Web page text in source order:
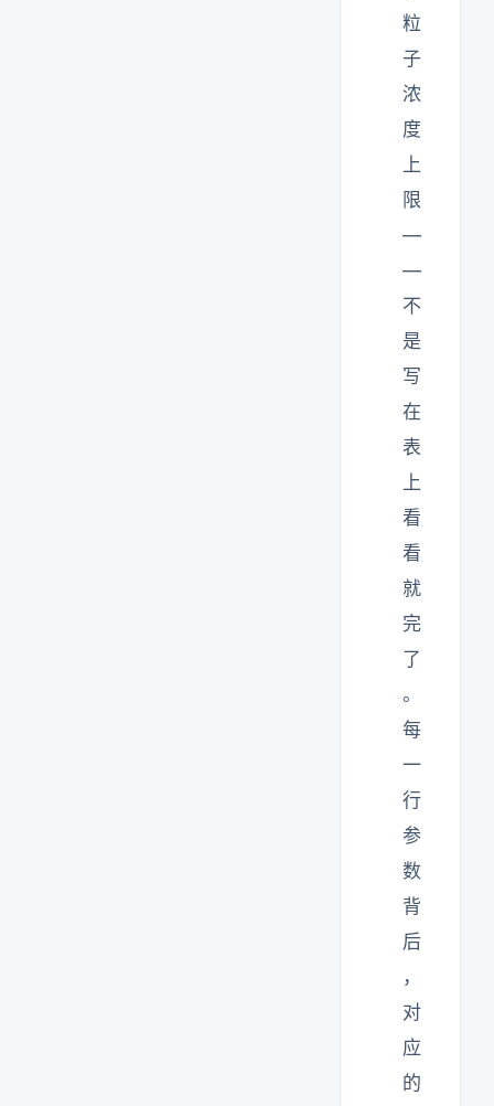
粒
子
浓
度
上
限
—
—
不
是
写
在
表
上
看
看
就
完
了
。
每
一
行
参
数
背
后
，
对
应
的